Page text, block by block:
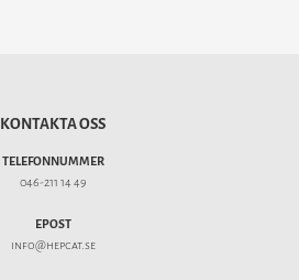
KONTAKTA OSS
TELEFONNUMMER
046-211 14 49
EPOST
info@hepcat.se